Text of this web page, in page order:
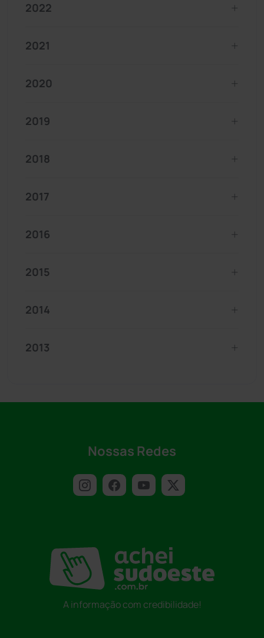
2022
2021
2020
2019
2018
2017
2016
2015
2014
2013
Nossas Redes
A informação com credibilidade!